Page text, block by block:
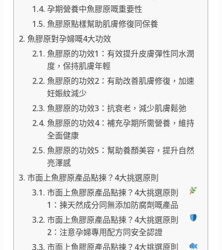
孕期營養中魚膠原嘅重要性
魚膠原點樣幫助肌膚修復同保養
魚膠原對孕婦嘅4大功效
魚膠原的功效1：有效提升皮膚彈性同水潤
度，保持肌膚年輕
魚膠原的功效2：有助改善肌膚修復，加速
妊娠紋減少
魚膠原的功效3：抗衰老，減少肌膚鬆弛
魚膠原的功效4：補充孕期所需營養，維持
全面健康
魚膠原的功效5：幫助養顏美容，提升自然
亮澤感
市面上魚膠原產品點揀？4大挑選原則
市面上魚膠原產品點揀？4大挑選原則
1：揀天然成分同無添加防腐劑嘅產品
市面上魚膠原產品點揀？4大挑選原則
2：注意孕婦專用配方同安全認證
市面上魚膠原產品點揀？4大挑選原則